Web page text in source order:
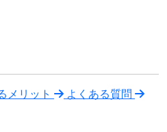
メリット よくある質問